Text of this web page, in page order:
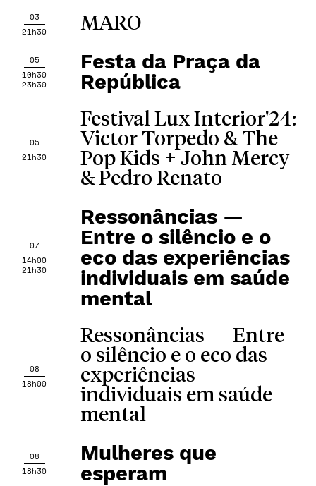
03
21h30
MARO
05
10h30
23h30
Festa da Praça da
República
05
21h30
Festival Lux Interior'24:
Victor Torpedo & The
Pop Kids + John Mercy
& Pedro Renato
07
14h00
21h30
Ressonâncias —
Entre o silêncio e o
eco das experiências
individuais em saúde
mental
08
18h00
Ressonâncias — Entre
o silêncio e o eco das
experiências
individuais em saúde
mental
08
18h30
Mulheres que
esperam